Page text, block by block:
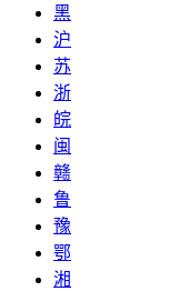
黑
沪
苏
浙
皖
闽
赣
鲁
豫
鄂
湘